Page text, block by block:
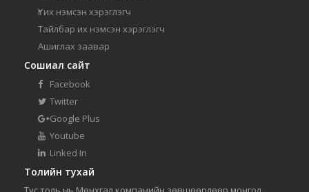
Үг их нэмсэн хэрэглэгч
Тайлбар их нэмсэн хэрэглэгч
Ашиглах заавар
Сошиал сайт
Facebook
Twitter
Google Plus
Youtube
Linked In
Толийн тухай